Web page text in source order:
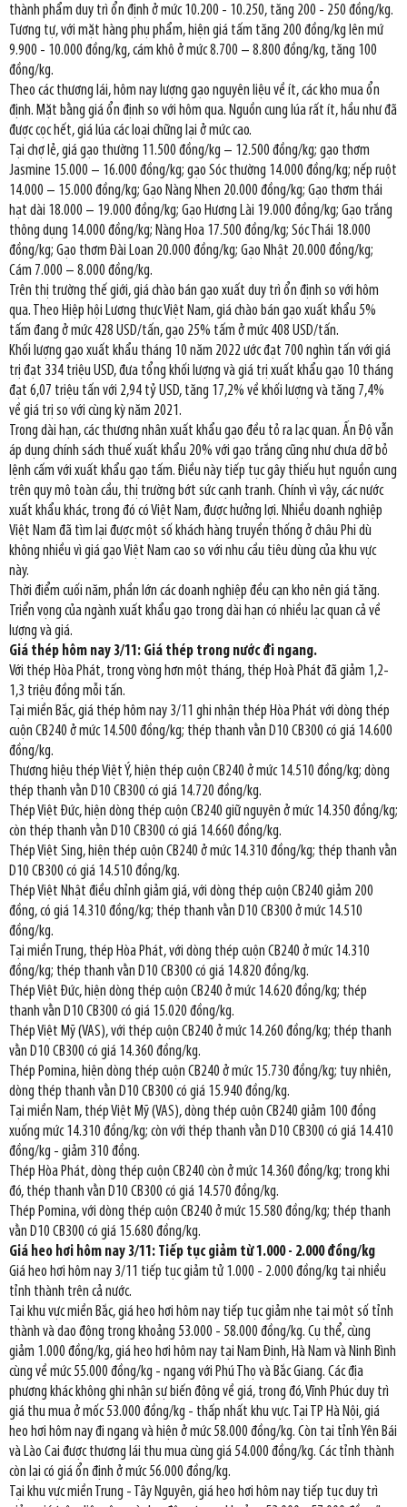
thành phẩm duy trì ổn định ở mức 10.200 - 10.250, tăng 200 - 250 đồng/kg.
Tương tự, với mặt hàng phụ phẩm, hiện giá tấm tăng 200 đồng/kg lên mứ
9.900 - 10.000 đồng/kg, cám khô ở mức 8.700 – 8.800 đồng/kg, tăng 100
đồng/kg.
Theo các thương lái, hôm nay lượng gạo nguyên liệu về ít, các kho mua ổn
định. Mặt bằng giá ổn định so với hôm qua. Nguồn cung lúa rất ít, hầu như đã
được cọc hết, giá lúa các loại chững lại ở mức cao.
Tại chợ lẻ, giá gạo thường 11.500 đồng/kg – 12.500 đồng/kg; gạo thơm
Jasmine 15.000 – 16.000 đồng/kg; gạo Sóc thường 14.000 đồng/kg; nếp ruột
14.000 – 15.000 đồng/kg; Gạo Nàng Nhen 20.000 đồng/kg; Gạo thơm thái
hạt dài 18.000 – 19.000 đồng/kg; Gạo Hương Lài 19.000 đồng/kg; Gạo trắng
thông dụng 14.000 đồng/kg; Nàng Hoa 17.500 đồng/kg; Sóc Thái 18.000
đồng/kg; Gạo thơm Đài Loan 20.000 đồng/kg; Gạo Nhật 20.000 đồng/kg;
Cám 7.000 – 8.000 đồng/kg.
Trên thị trường thế giới, giá chào bán gạo xuất duy trì ổn định so với hôm
qua. Theo Hiệp hội Lương thực Việt Nam, giá chào bán gạo xuất khẩu 5%
tấm đang ở mức 428 USD/tấn, gạo 25% tấm ở mức 408 USD/tấn.
Khối lượng gạo xuất khẩu tháng 10 năm 2022 ước đạt 700 nghìn tấn với giá
trị đạt 334 triệu USD, đưa tổng khối lượng và giá trị xuất khẩu gạo 10 tháng
đạt 6,07 triệu tấn với 2,94 tỷ USD, tăng 17,2% về khối lượng và tăng 7,4%
về giá trị so với cùng kỳ năm 2021.
Trong dài hạn, các thương nhân xuất khẩu gạo đều tỏ ra lạc quan. Ấn Độ vẫn
áp dụng chính sách thuế xuất khẩu 20% với gạo trắng cũng như chưa dỡ bỏ
lệnh cấm với xuất khẩu gạo tấm. Điều này tiếp tục gây thiếu hụt nguồn cung
trên quy mô toàn cầu, thị trường bớt sức cạnh tranh. Chính vì vậy, các nước
xuất khẩu khác, trong đó có Việt Nam, được hưởng lợi. Nhiều doanh nghiệp
Việt Nam đã tìm lại được một số khách hàng truyền thống ở châu Phi dù
không nhiều vì giá gạo Việt Nam cao so với nhu cầu tiêu dùng của khu vực
này.
Thời điểm cuối năm, phần lớn các doanh nghiệp đều cạn kho nên giá tăng.
Triển vọng của ngành xuất khẩu gạo trong dài hạn có nhiều lạc quan cả về
lượng và giá.
Giá thép hôm nay 3/11: Giá thép trong nước đi ngang.
Với thép Hòa Phát, trong vòng hơn một tháng, thép Hoà Phát đã giảm 1,2-
1,3 triệu đồng mỗi tấn.
Tại miền Bắc, giá thép hôm nay 3/11 ghi nhận thép Hòa Phát với dòng thép
cuộn CB240 ở mức 14.500 đồng/kg; thép thanh vằn D10 CB300 có giá 14.600
đồng/kg.
Thương hiệu thép Việt Ý, hiện thép cuộn CB240 ở mức 14.510 đồng/kg; dòng
thép thanh vằn D10 CB300 có giá 14.720 đồng/kg.
Thép Việt Đức, hiện dòng thép cuộn CB240 giữ nguyên ở mức 14.350 đồng/kg;
còn thép thanh vằn D10 CB300 có giá 14.660 đồng/kg.
Thép Việt Sing, hiện thép cuộn CB240 ở mức 14.310 đồng/kg; thép thanh vằn
D10 CB300 có giá 14.510 đồng/kg.
Thép Việt Nhật điều chỉnh giảm giá, với dòng thép cuộn CB240 giảm 200
đồng, có giá 14.310 đồng/kg; thép thanh vằn D10 CB300 ở mức 14.510
đồng/kg.
Tại miền Trung, thép Hòa Phát, với dòng thép cuộn CB240 ở mức 14.310
đồng/kg; thép thanh vằn D10 CB300 có giá 14.820 đồng/kg.
Thép Việt Đức, hiện dòng thép cuộn CB240 ở mức 14.620 đồng/kg; thép
thanh vằn D10 CB300 có giá 15.020 đồng/kg.
Thép Việt Mỹ (VAS), với thép cuộn CB240 ở mức 14.260 đồng/kg; thép thanh
vằn D10 CB300 có giá 14.360 đồng/kg.
Thép Pomina, hiện dòng thép cuộn CB240 ở mức 15.730 đồng/kg; tuy nhiên,
dòng thép thanh vằn D10 CB300 có giá 15.940 đồng/kg.
Tại miền Nam, thép Việt Mỹ (VAS), dòng thép cuộn CB240 giảm 100 đồng
xuống mức 14.310 đồng/kg; còn với thép thanh vằn D10 CB300 có giá 14.410
đồng/kg - giảm 310 đồng.
Thép Hòa Phát, dòng thép cuộn CB240 còn ở mức 14.360 đồng/kg; trong khi
đó, thép thanh vằn D10 CB300 có giá 14.570 đồng/kg.
Thép Pomina, với dòng thép cuộn CB240 ở mức 15.580 đồng/kg; thép thanh
vằn D10 CB300 có giá 15.680 đồng/kg.
Giá heo hơi hôm nay 3/11: Tiếp tục giảm từ 1.000 - 2.000 đồng/kg
Giá heo hơi hôm nay 3/11 tiếp tục giảm tử 1.000 - 2.000 đồng/kg tại nhiều
tỉnh thành trên cả nước.
Tại khu vực miền Bắc, giá heo hơi hôm nay tiếp tục giảm nhẹ tại một số tỉnh
thành và dao động trong khoảng 53.000 - 58.000 đồng/kg. Cụ thể, cùng
giảm 1.000 đồng/kg, giá heo hơi hôm nay tại Nam Định, Hà Nam và Ninh Bình
cùng về mức 55.000 đồng/kg - ngang với Phú Thọ và Bắc Giang. Các địa
phương khác không ghi nhận sự biến động về giá, trong đó, Vĩnh Phúc duy trì
giá thu mua ở mốc 53.000 đồng/kg - thấp nhất khu vực. Tại TP Hà Nội, giá
heo hơi hôm nay đi ngang và hiện ở mức 58.000 đồng/kg. Còn tại tỉnh Yên Bái
và Lào Cai được thương lái thu mua cùng giá 54.000 đồng/kg. Các tỉnh thành
còn lại có giá ổn định ở mức 56.000 đồng/kg.
Tại khu vực miền Trung - Tây Nguyên, giá heo hơi hôm nay tiếp tục duy trì